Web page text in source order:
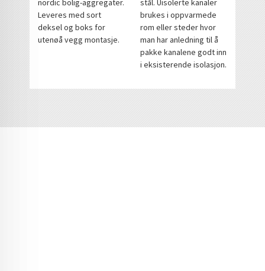
nordic bolig-aggregater.
Leveres med sort
deksel og boks for
utenøå vegg montasje.
stål. Uisolerte kanaler
brukes i oppvarmede
rom eller steder hvor
man har anledning til å
pakke kanalene godt inn
i eksisterende isolasjon.